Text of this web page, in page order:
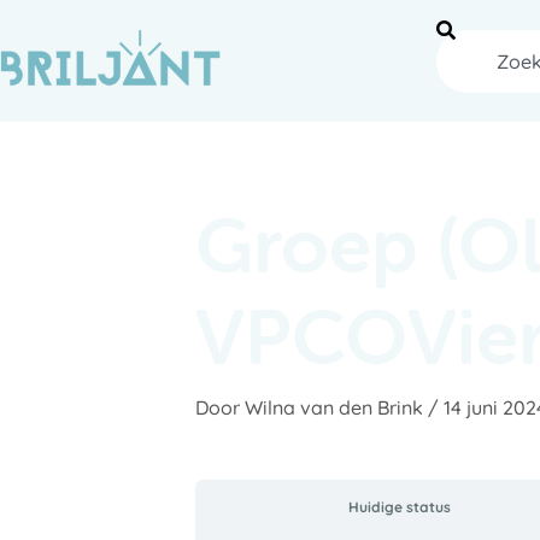
de
inhoud
Zoeken
Door Wilna van den Brink / 14 juni
Huidige status